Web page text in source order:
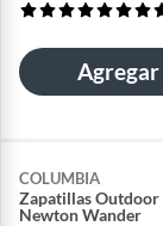
Agregar
COLUMBIA
Zapatillas
Newton Wander